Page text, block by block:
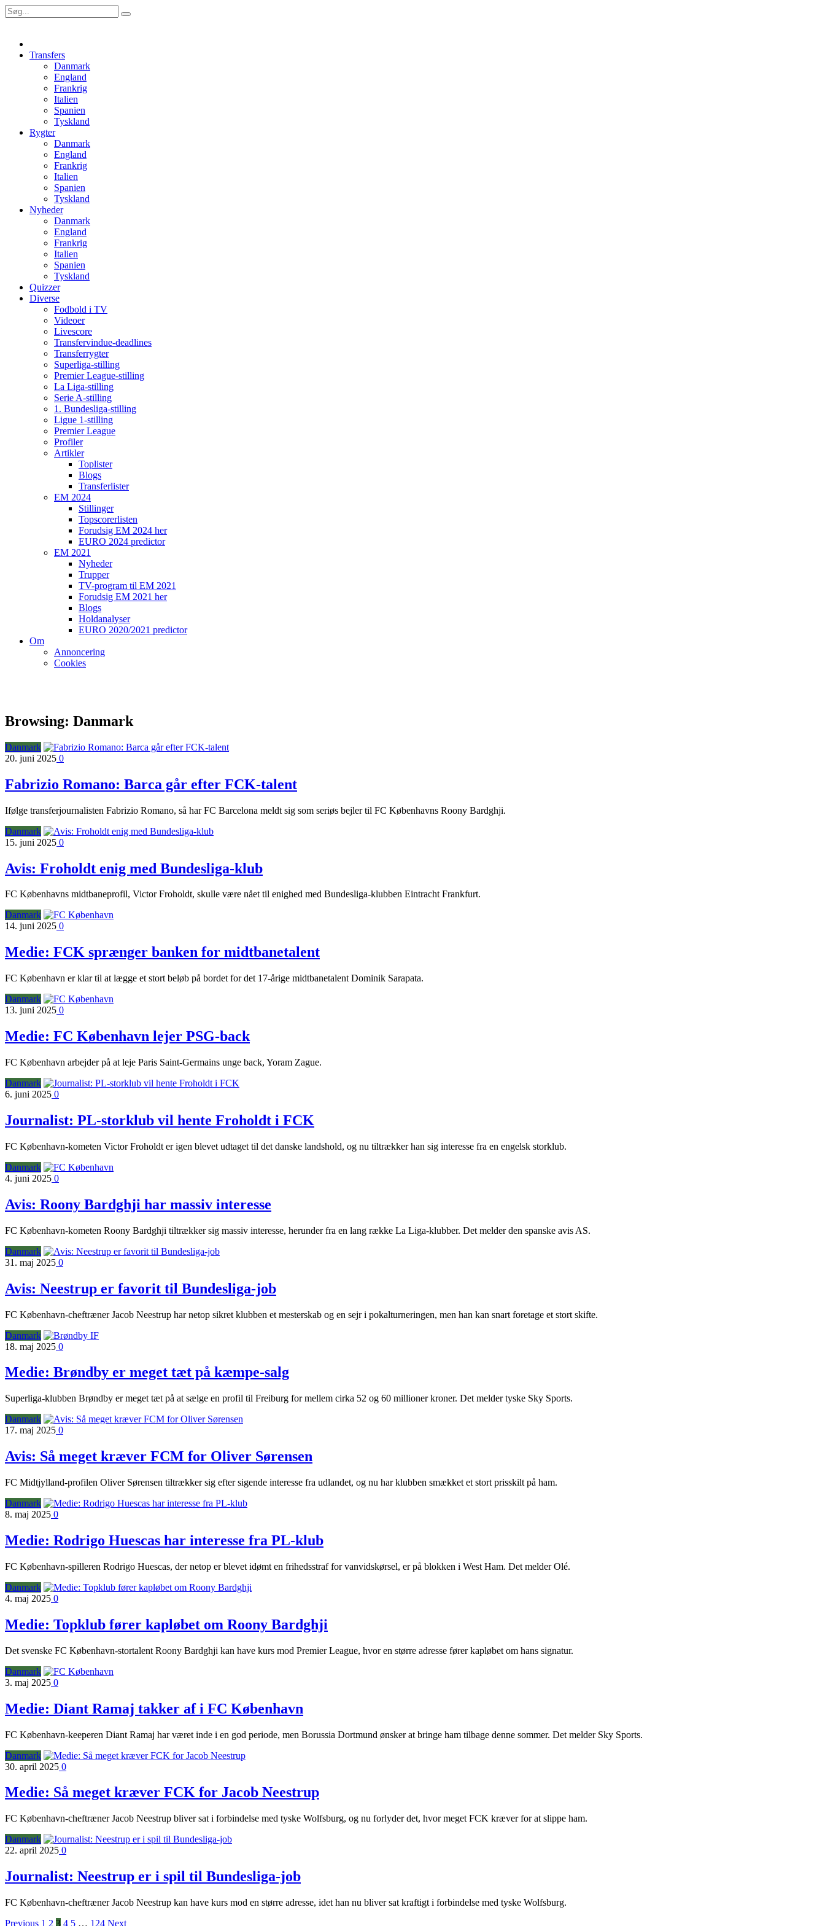
Transfers
Danmark
England
Frankrig
Italien
Spanien
Tyskland
Rygter
Danmark
England
Frankrig
Italien
Spanien
Tyskland
Nyheder
Danmark
England
Frankrig
Italien
Spanien
Tyskland
Quizzer
Diverse
Fodbold i TV
Videoer
Livescore
Transfervindue-deadlines
Transferrygter
Superliga-stilling
Premier League-stilling
La Liga-stilling
Serie A-stilling
1. Bundesliga-stilling
Ligue 1-stilling
Premier League
Profiler
Artikler
Toplister
Blogs
Transferlister
EM 2024
Stillinger
Topscorerlisten
Forudsig EM 2024 her
EURO 2024 predictor
EM 2021
Nyheder
Trupper
TV-program til EM 2021
Forudsig EM 2021 her
Blogs
Holdanalyser
EURO 2020/2021 predictor
Om
Annoncering
Cookies
Browsing: Danmark
Danmark
20. juni 2025 0
Fabrizio Romano: Barca går efter FCK-talent
Ifølge transferjournalisten Fabrizio Romano, så har FC Barcelona meldt sig som seriøs bejler til FC Københavns Roony Bardghji.
Danmark
15. juni 2025 0
Avis: Froholdt enig med Bundesliga-klub
FC Københavns midtbaneprofil, Victor Froholdt, skulle være nået til enighed med Bundesliga-klubben Eintracht Frankfurt.
Danmark
14. juni 2025 0
Medie: FCK sprænger banken for midtbanetalent
FC København er klar til at lægge et stort beløb på bordet for det 17-årige midtbanetalent Dominik Sarapata.
Danmark
13. juni 2025 0
Medie: FC København lejer PSG-back
FC København arbejder på at leje Paris Saint-Germains unge back, Yoram Zague.
Danmark
6. juni 2025 0
Journalist: PL-storklub vil hente Froholdt i FCK
FC København-kometen Victor Froholdt er igen blevet udtaget til det danske landshold, og nu tiltrækker han sig interesse fra en engelsk storklub.
Danmark
4. juni 2025 0
Avis: Roony Bardghji har massiv interesse
FC København-kometen Roony Bardghji tiltrækker sig massiv interesse, herunder fra en lang række La Liga-klubber. Det melder den spanske avis AS.
Danmark
31. maj 2025 0
Avis: Neestrup er favorit til Bundesliga-job
FC København-cheftræner Jacob Neestrup har netop sikret klubben et mesterskab og en sejr i pokalturneringen, men han kan snart foretage et stort skifte.
Danmark
18. maj 2025 0
Medie: Brøndby er meget tæt på kæmpe-salg
Superliga-klubben Brøndby er meget tæt på at sælge en profil til Freiburg for mellem cirka 52 og 60 millioner kroner. Det melder tyske Sky Sports.
Danmark
17. maj 2025 0
Avis: Så meget kræver FCM for Oliver Sørensen
FC Midtjylland-profilen Oliver Sørensen tiltrækker sig efter sigende interesse fra udlandet, og nu har klubben smækket et stort prisskilt på ham.
Danmark
8. maj 2025 0
Medie: Rodrigo Huescas har interesse fra PL-klub
FC København-spilleren Rodrigo Huescas, der netop er blevet idømt en frihedsstraf for vanvidskørsel, er på blokken i West Ham. Det melder Olé.
Danmark
4. maj 2025 0
Medie: Topklub fører kapløbet om Roony Bardghji
Det svenske FC København-stortalent Roony Bardghji kan have kurs mod Premier League, hvor en større adresse fører kapløbet om hans signatur.
Danmark
3. maj 2025 0
Medie: Diant Ramaj takker af i FC København
FC København-keeperen Diant Ramaj har været inde i en god periode, men Borussia Dortmund ønsker at bringe ham tilbage denne sommer. Det melder Sky Sports.
Danmark
30. april 2025 0
Medie: Så meget kræver FCK for Jacob Neestrup
FC København-cheftræner Jacob Neestrup bliver sat i forbindelse med tyske Wolfsburg, og nu forlyder det, hvor meget FCK kræver for at slippe ham.
Danmark
22. april 2025 0
Journalist: Neestrup er i spil til Bundesliga-job
FC København-cheftræner Jacob Neestrup kan have kurs mod en større adresse, idet han nu bliver sat kraftigt i forbindelse med tyske Wolfsburg.
Previous 1 2 3 4 5 … 124 Next